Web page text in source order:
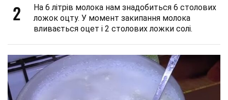
2
На 6 літрів молока нам знадобиться 6 столових
ложок оцту. У момент закипання молока
вливається оцет і 2 столових ложки солі.